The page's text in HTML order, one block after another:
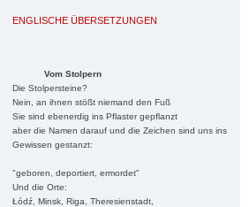
ENGLISCHE ÜBERSETZUNGEN
Vom Stolpern
Die Stolpersteine?
Nein, an ihnen stößt niemand den Fuß
Sie sind ebenerdig ins Pflaster gepflanzt
aber die Namen darauf und die Zeichen sind uns ins
Gewissen gestanzt:
"geboren, deportiert, ermordet"
Und die Orte:
Łódź, Minsk, Riga, Theresienstadt,